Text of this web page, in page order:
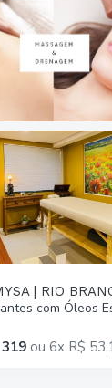
| RIO
com Óleos
319 ou 6x R$